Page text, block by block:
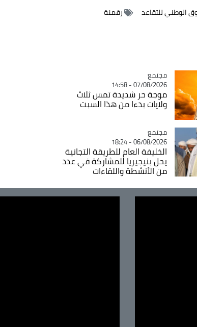
الوطني للتقاعد
رقمنة
Catégorie
مجتمع
07/08/2026 - 14:58
موجة حر شديدة تمس ثلاث
ولايات بدءا من هذا السبت
Catégorie
مجتمع
06/08/2026 - 18:24
الخليفة العام للطريقة التجانية
يحل بنيجيريا للمشاركة في عدد
من الأنشطة واللقاءات